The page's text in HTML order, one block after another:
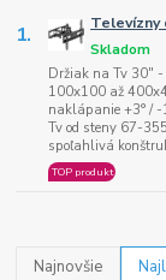
1. Televízny
Držiak na Tv 30"
100x100 až
naklápanie +3° / -
Tv od steny 67-
spoľahlivá
Skladom
TOP produkt
Najnovšie